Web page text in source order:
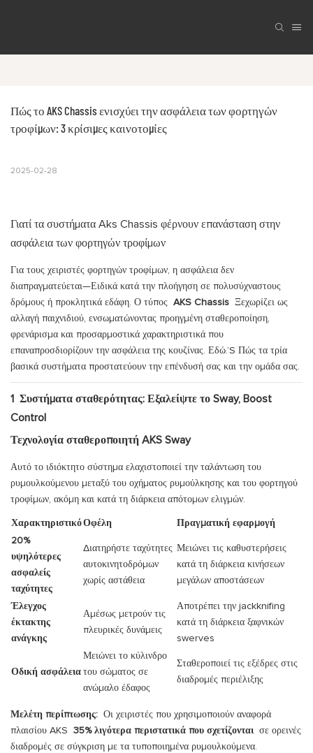
Πώς το AKS Chassis ενισχύει την ασφάλεια των φορτηγών
τροφίμων: 3 κρίσιμες καινοτομίες
2025-02-28
Γιατί τα συστήματα Aks Chassis φέρνουν επανάσταση στην
ασφάλεια των φορτηγών τροφίμων
Για τους χειριστές φορτηγών τροφίμων, η ασφάλεια δεν
διαπραγματεύεται—Ειδικά κατά την πλοήγηση σε πολυσύχναστους
δρόμους ή προκλητικά εδάφη. Ο τύπος
AKS Chassis Ξεχωρίζει ως
αλλαγή παιχνιδιού, ενσωματώνοντας προηγμένη σταθεροποίηση,
φρενάρισμα και προσαρμοστικά χαρακτηριστικά που
επαναπροσδιορίζουν την ασφάλεια της κουζίνας. Εδώ.’S Πώς τα τρία
βασικά συστήματα προστατεύουν την επένδυσή σας και την ομάδα σας.
1
Συστήματα σταθερότητας: Εξαλείψτε το Sway, Boost
Control
Τεχνολογία σταθεροποιητή AKS Sway
Αυτό το ιδιόκτητο σύστημα ελαχιστοποιεί την ταλάντωση του
ρυμουλκούμενου μεταξύ του οχήματος ρυμούλκησης και του φορτηγού
τροφίμων, ακόμη και κατά τη διάρκεια απότομων ελιγμών.
ΧαρακτηριστικόΟφέλη
Πραγματική εφαρμογή
20%
υψηλότερες
ασφαλείς
ταχύτητες
Διατηρήστε ταχύτητες
αυτοκινητοδρόμων
χωρίς αστάθεια
Μειώνει τις καθυστερήσεις
κατά τη διάρκεια κινήσεων
μεγάλων αποστάσεων
Έλεγχος
έκτακτης
ανάγκης
Αμέσως μετρούν τις
πλευρικές δυνάμεις
Αποτρέπει την jackknifing
κατά τη διάρκεια ξαφνικών
swerves
Οδική ασφάλεια
Μειώνει το κύλινδρο
του σώματος σε
ανώμαλο έδαφος
Σταθεροποιεί τις εξέδρες στις
διαδρομές περιέλιξης
Μελέτη περίπτωσης: Οι χειριστές που χρησιμοποιούν αναφορά
πλαισίου AKS
35% λιγότερα περιστατικά που σχετίζονται σε ορεινές
διαδρομές σε σύγκριση με τα τυποποιημένα ρυμουλκούμενα.